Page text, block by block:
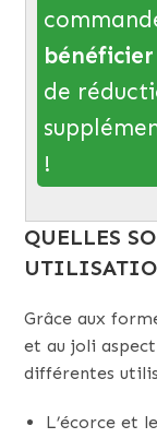
bénéficier
de
!
QUELLES
Grâce aux
et au joli
différentes
L’écorce et